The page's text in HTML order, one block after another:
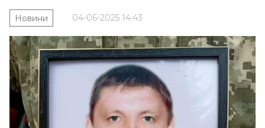
04-06-2025 14:43
Новини